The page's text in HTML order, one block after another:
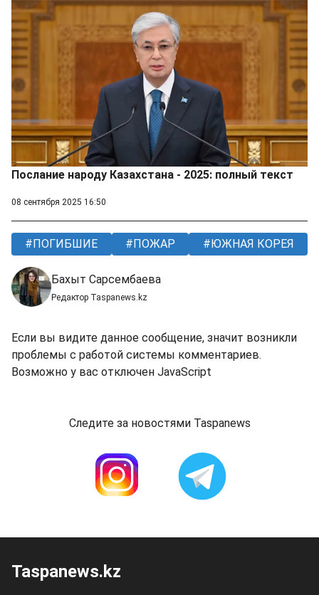
Послание народу Казахстана - 2025: полный текст
08 сентября 2025 16:50
ПОГИБШИЕ ПОЖАР ЮЖНАЯ КОРЕЯ
Бахыт Сарсембаева
Редактор Taspanews.kz
Если вы видите данное сообщение, значит возникли
проблемы с работой системы комментариев.
Возможно у вас отключен JavaScript
Следите за новостями Taspanews
Taspanews.kz